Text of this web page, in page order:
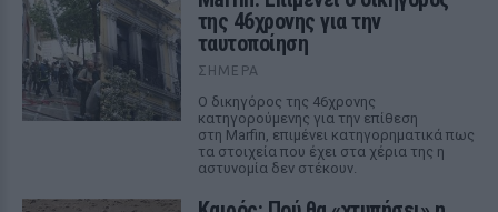
της 46χρονης για την
ταυτοποίηση
ΣΉΜΕΡΑ
Ο δικηγόρος της 46χρονης
κατηγορούμενης για την επίθεση
στη Marfin, επιμένει κατηγορηματικά πως
τα στοιχεία που έχει στα χέρια της η
αστυνομία δεν στέκουν.